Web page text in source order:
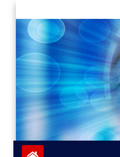
to
content
vinivida.lk